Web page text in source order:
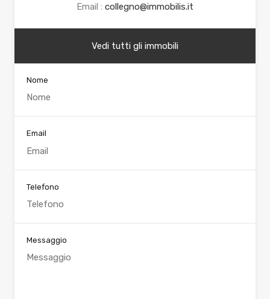
Email : collegno@immobilis.it
Vedi tutti gli immobili
Nome
Email
Telefono
Messaggio